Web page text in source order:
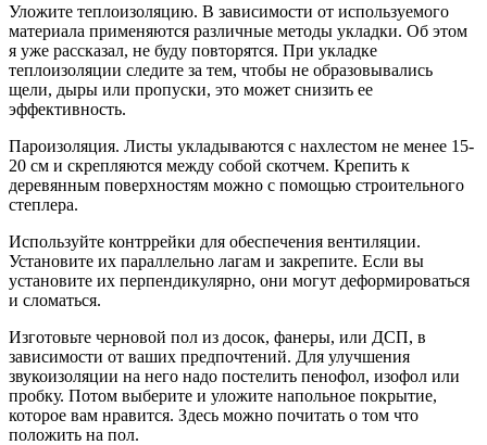
Уложите теплоизоляцию. В зависимости от используемого
материала применяются различные методы укладки. Об этом
я уже рассказал, не буду повторятся. При укладке
теплоизоляции следите за тем, чтобы не образовывались
щели, дыры или пропуски, это может снизить ее
эффективность.
Пароизоляция. Листы укладываются с нахлестом не менее 15-
20 см и скрепляются между собой скотчем. Крепить к
деревянным поверхностям можно с помощью строительного
степлера.
Используйте контррейки для обеспечения вентиляции.
Установите их параллельно лагам и закрепите. Если вы
установите их перпендикулярно, они могут деформироваться
и сломаться.
Изготовьте черновой пол из досок, фанеры, или ДСП, в
зависимости от ваших предпочтений. Для улучшения
звукоизоляции на него надо постелить пенофол, изофол или
пробку. Потом выберите и уложите напольное покрытие,
которое вам нравится. Здесь можно почитать о том что
положить на пол.